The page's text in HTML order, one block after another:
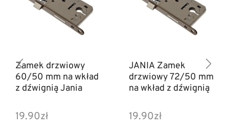
Zamek drzwiowy
60/50 mm na wkład
z dźwignią Jania
19.90zł
JANIA Zamek
drzwiowy 72/50 mm
na wkład z dźwignią
19.90zł